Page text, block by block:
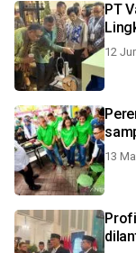
PT
12
13